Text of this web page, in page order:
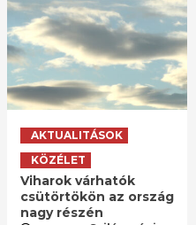
AKTUALITÁSOK
KÖZÉLET
Viharok várhatók
csütörtökön az ország
nagy részén